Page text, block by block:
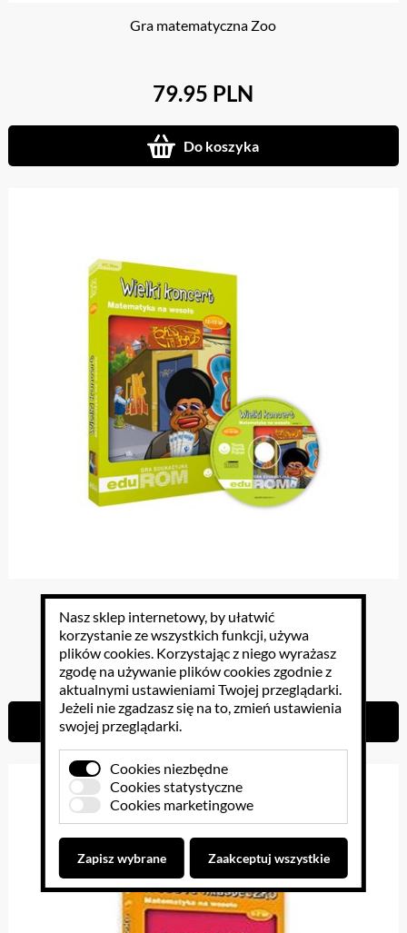
Gra matematyczna Zoo
79.95 PLN
Do koszyka
Gra matematyczna Wielki koncert
79.95 PLN
Do koszyka
Nasz sklep internetowy, by ułatwić
korzystanie ze wszystkich funkcji, używa
plików cookies. Korzystając z niego wyrażasz
zgodę na używanie plików cookies zgodnie z
aktualnymi ustawieniami Twojej przeglądarki.
Jeżeli nie zgadzasz się na to, zmień ustawienia
swojej przeglądarki.
Cookies niezbędne
Cookies statystyczne
Cookies marketingowe
Zapisz wybrane Zaakceptuj wszystkie